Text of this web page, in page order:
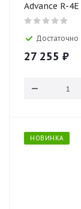
Advance R-
Достаточно
27 255 ₽
НОВИНКА